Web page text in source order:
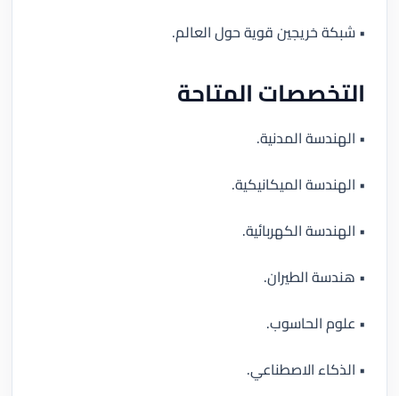
• شبكة خريجين قوية حول العالم.
التخصصات المتاحة
• الهندسة المدنية.
• الهندسة الميكانيكية.
• الهندسة الكهربائية.
• هندسة الطيران.
• علوم الحاسوب.
• الذكاء الاصطناعي.